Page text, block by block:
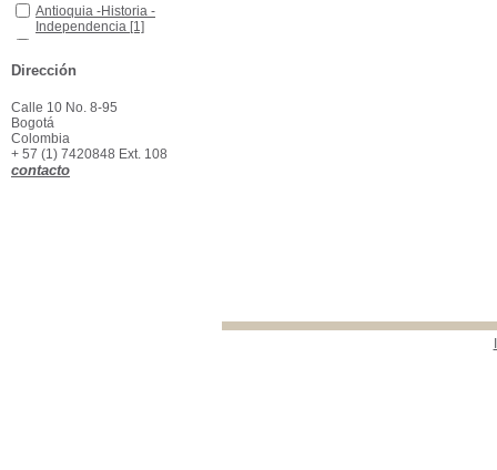
Antioquia -Historia - Independencia
Antioquia -Historia -
Independencia [1]
Historia--Fuentes
1810-1819[1]
Independencia -Historia -Colombia
Independencia -Historia -
Colombia[1]
Yarumal (Antioquia, Colombia)-- Historia
Yarumal (Antioquia,
Dirección
Calle 10 No. 8-95
Bogotá
Colombia
+ 57 (1) 7420848 Ext. 108
contacto